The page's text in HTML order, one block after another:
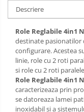
Descriere
Role Reglabile 4in1
destinate pasionatilor
configurare. Acestea
linie, role cu 2 roti
si role cu 2 roti
Role Reglabile 4in1
caracterizeaza prin
se datoreaza lamei
inoxidabil si a